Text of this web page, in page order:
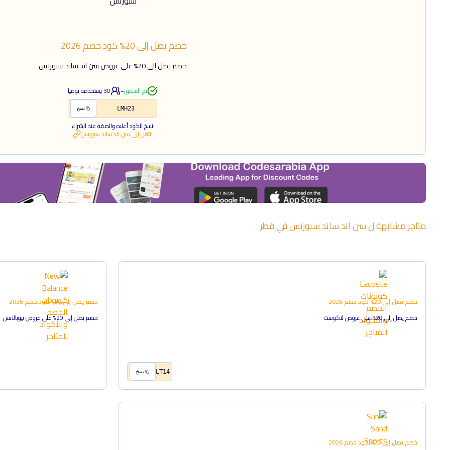
خصم يصل إلى 20% كود خصم2026
خصم يصل إلى 20% على عروض سن اند ساند سبورتس
تم التحقق-
30يستخدمه يوميا
LMH23 نسخ
انسخ الكود أعلاه والصقه عند الشراء.
انتقل إلىسن اند ساند سبورتس
متاجر مشابهة لسن اند ساند سبورتسفيقطر
خصم يصل إلى 20% كود خصم2026
خصم يصل إلى 20% على عروض لاكوست
LT14 نسخ
خصم يصل إلى 20% كود خصم2026
خصم يصل إلى 20% على عروض نيوبالانس
خصم يصل إلى 20% كود خصم2026